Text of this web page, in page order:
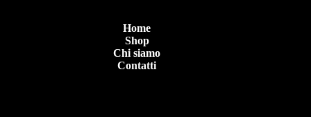
Home
Shop
Chi siamo
Contatti